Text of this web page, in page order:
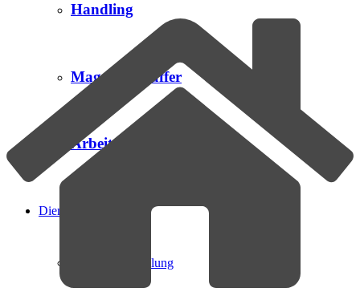
Handling
Magazin / Puffer
Arbeitsplatz
Dienstleistungen
Produktentwicklung